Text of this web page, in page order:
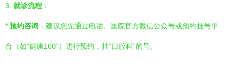
3. 就诊流程 ：
* 预约咨询 ：建议您先通过电话、医院官方微信公众号或预约挂号平
台（如“健康160”）进行预约，挂“口腔科”的号。